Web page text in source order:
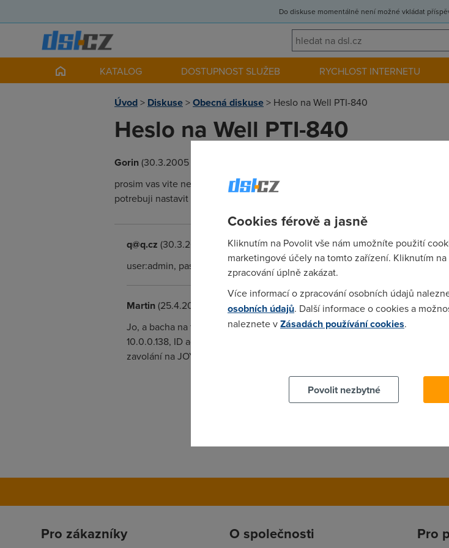
Do diskuse momentálně není možné vkládat
KATALOG DOSTUPNOST SLUŽEB RYCHLOST INTERNETU
Úvod> Diskuse>Obecná diskuse> Heslo na Well PTI-840
Heslo na Well PTI-840
Gorin(30.3.2005 21:19:15)
prosim vas vite nekdo jake je zakladni jmeno a heslo pro adsl modem Well
potrebuji nastavit nejake parametry mnohokrat dekuji.
q@q.cz (30.3.2005 23:34:56)
user:admin, pass:epicrouter user:user, pass:password pokud neni v
Martin(25.4.2005 12:31:14)
Jo, a bacha na to, co se stalo mně. Dostal jsem router s posledním
10.0.0.138, ID admin a heslo admin, což je ŠPATNĚ! Od dubna je nová
zavolání na JOYCE ČR - ofic. dovozce do ČR, prý to zmastili oni, omluvili se.
Pro zákazníky O společnosti Pro
Cookies férově a jasně
Kliknutím na Povolit vše nám umožníte použití
marketingové účely na tomto zařízení. Kliknutím
zpracování úplně zakázat.
Více informací o zpracování osobních údajů
osobních údajů. Další informace o cookies a
naleznete vZásadách používání cookies.
Povolit nezbytné